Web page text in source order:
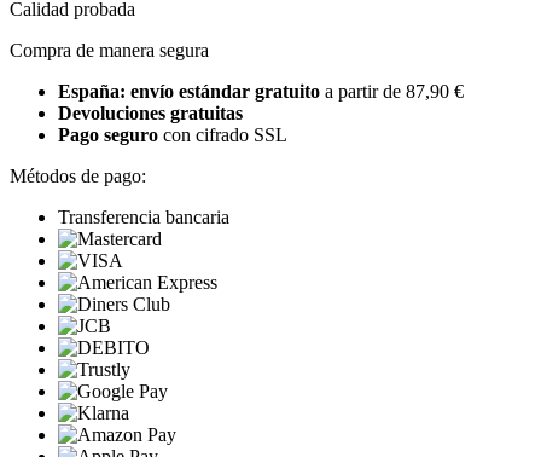
Calidad probada
Compra de manera segura
España: envío estándar gratuito a partir de 87,90 €
Devoluciones gratuitas
Pago seguro con cifrado SSL
Métodos de pago:
Transferencia bancaria